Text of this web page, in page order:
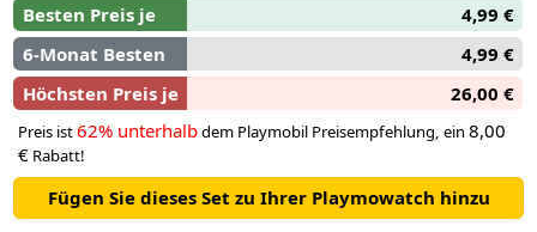
Besten Preis je
4,99 €
6-Monat Besten
4,99 €
Höchsten Preis je
26,00 €
Preis ist62% unterhalbdem Playmobil Preisempfehlung, ein 8,00
€ Rabatt!
Fügen Sie dieses Set zu Ihrer Playmowatch hinzu